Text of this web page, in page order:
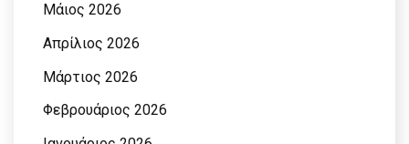
Μάιος 2026
Απρίλιος 2026
Μάρτιος 2026
Φεβρουάριος 2026